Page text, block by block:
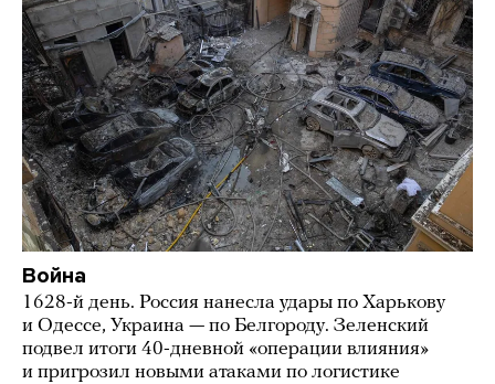
Война
1628-й день. Россия нанесла удары по Харькову
и Одессе, Украина — по Белгороду. Зеленский
подвел итоги 40-дневной «операции влияния»
и пригрозил новыми атаками по логистике